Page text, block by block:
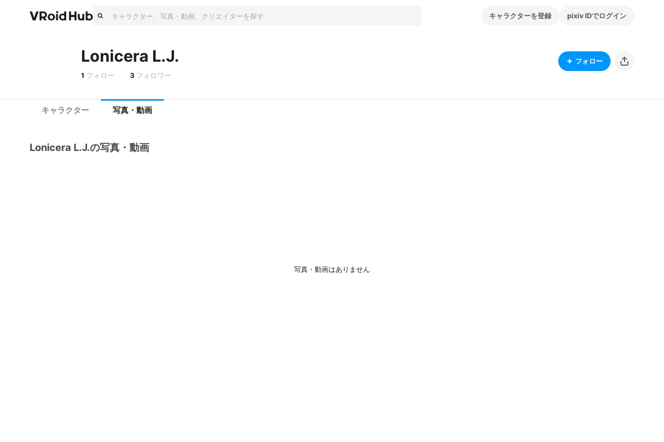
キャラクターを登録 pixiv IDでログイン
Lonicera L.J.
1 フォロー 3 フォロワー
フォロー
キャラクター 写真・動画
Lonicera L.J.の写真・動画
写真・動画はありません